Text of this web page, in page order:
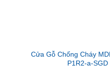
Cửa Gỗ Chống Cháy
P1R2-a-SGD